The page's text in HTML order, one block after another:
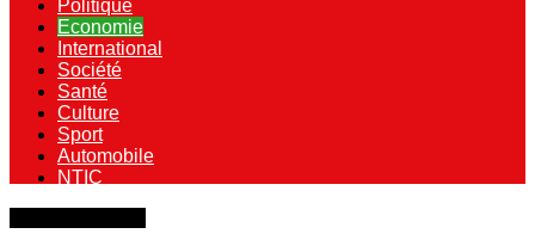
Politique
Economie
International
Société
Santé
Culture
Sport
Automobile
NTIC